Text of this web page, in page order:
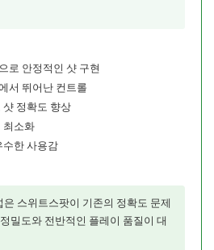
로 안정적인 샷 구현
서 뛰어난 컨트롤
정확도 향상
최소화
수한 사용감
은 스위트스팟이 기존의 정확도 문제
밀도와 전반적인 플레이 품질이 대